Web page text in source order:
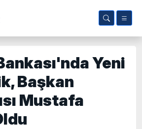
Yeni
Başkan
Mustafa